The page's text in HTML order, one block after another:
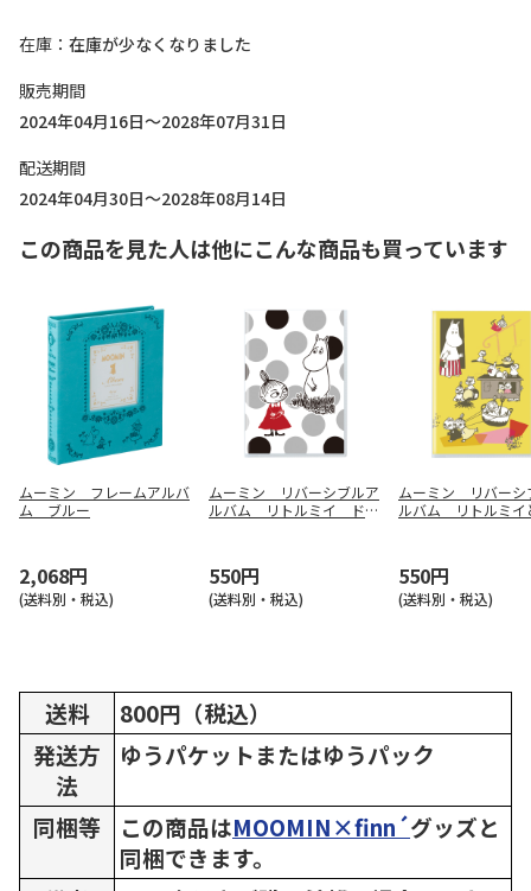
在庫
在庫が少なくなりました
販売期間
2024年04月16日～2028年07月31日
配送期間
2024年04月30日～2028年08月14日
この商品を見た人は他にこんな商品も買っています
ムーミン フレームアルバ
ム ブルー
2,068円
(送料別・税込)
ムーミン リバーシブルア
ルバム リトルミイ ドッ
550円
(送料別・税込)
ムーミン リバーシ
ルバム リトルミイ
550円
(送料別・税込)
送料
800円（税込）
発送方
法
ゆうパケットまたはゆうパック
同梱等 この商品はMOOMIN×finn´グッズと
同梱できます。